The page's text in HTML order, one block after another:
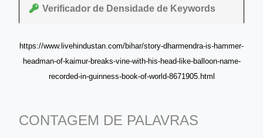
Verificador de Densidade de Keywords
https://www.livehindustan.com/bihar/story-dharmendra-is-hammer-
headman-of-kaimur-breaks-vine-with-his-head-like-balloon-name-
recorded-in-guinness-book-of-world-8671905.html
CONTAGEM DE PALAVRAS